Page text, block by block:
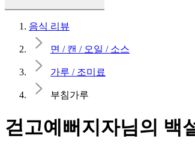
음식 리뷰
면 / 캔 / 오일 / 소스
가루 / 조미료
부침가루
걷고예뻐지자님의 백